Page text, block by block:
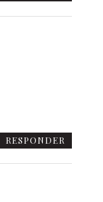
RESPONDER